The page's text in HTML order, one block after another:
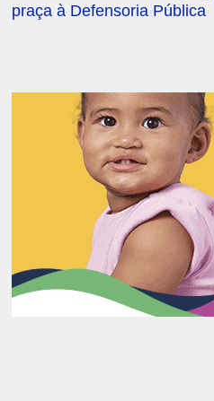
praça à Defensoria Pública